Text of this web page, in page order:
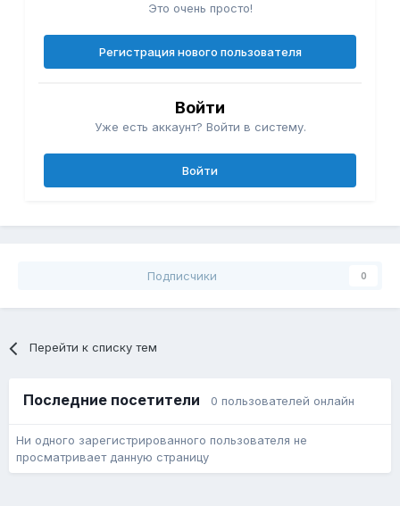
Это очень просто!
Регистрация нового пользователя
Войти
Уже есть аккаунт? Войти в систему.
Войти
Подписчики 0
Перейти к списку тем
Последние посетители 0 пользователей онлайн
Ни одного зарегистрированного пользователя не
просматривает данную страницу